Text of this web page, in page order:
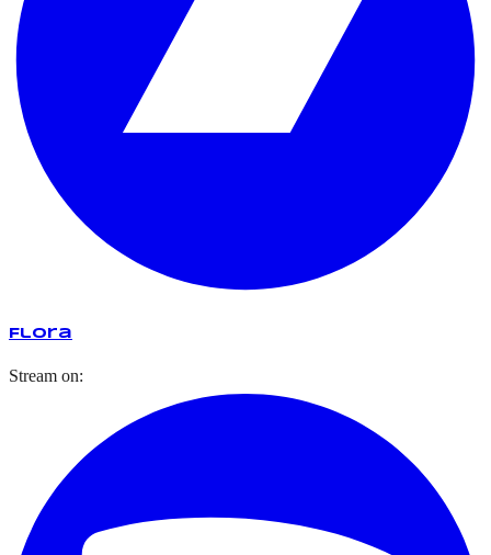
Flora
Stream on: